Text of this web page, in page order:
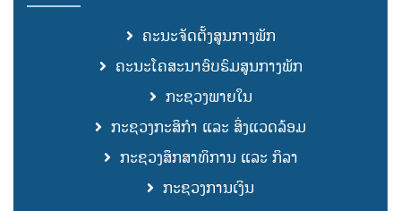
ຄະນະຈັດຕັ້ງສູນກາງພັກ
ຄະນະໂຄສະນາອົບຮົມສູນກາງພັກ
ກະຊວງພາຍໃນ
ກະຊວງກະສິກຳ ແລະ ສິ່ງແວດລ້ອມ
ກະຊວງສຶກສາທິການ ແລະ ກິລາ
ກະຊວງການເງິນ